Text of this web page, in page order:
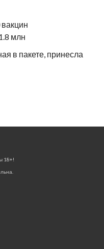
млн
в пакете, принесла
18+!